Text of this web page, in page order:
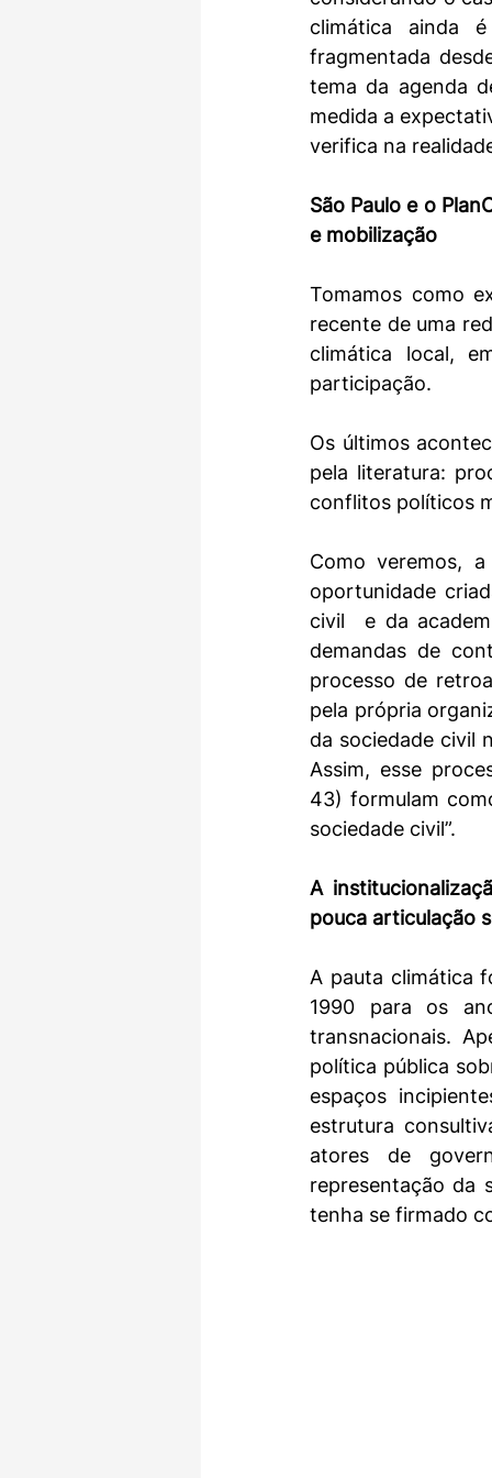
climática ainda
fragmentada
tema da agenda
medida a
verifica na
São Paulo e o
e mobilização
Tomamos como
recente de uma
climática local,
participação.
Os últimos
pela literatura:
conflitos políticos
Como veremos,
oportunidade
civil  e da
demandas de
processo de
pela própria
da sociedade civil
Assim, esse
43) formulam
sociedade civil”.
A
pouca articulação
A pauta climática
1990 para os
transnacionais.
política pública
espaços
estrutura
atores de
representação da
tenha se firmado